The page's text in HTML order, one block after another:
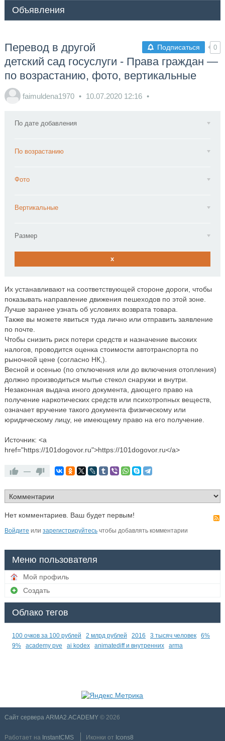
Объявления
Подписаться 0
Перевод в другой
детский сад госуслуги - Права граждан —
по возрастанию, фото, вертикальные
faimuldena1970 10.07.2020 12:16
По дате добавления
По возрастанию
Фото
Вертикальные
Размер
x
Их устанавливают на соответствующей стороне дороги, чтобы
показывать направление движения пешеходов по этой зоне.
Лучше заранее узнать об условиях возврата товара.
Также вы можете явиться туда лично или отправить заявление
по почте.
Чтобы снизить риск потери средств и назначение высоких
налогов, проводится оценка стоимости автотранспорта по
рыночной цене (согласно НК,).
Весной и осенью (по отключения или до включения отопления)
должно производиться мытье стекол снаружи и внутри.
Незаконная выдача иного документа, дающего право на
получение наркотических средств или психотропных веществ,
означает вручение такого документа физическому или
юридическому лицу, не имеющему право на его получение.
Источник: <a
href="https://101dogovor.ru">https://101dogovor.ru</a>
—
Нет комментариев. Ваш будет первым!
Войдите или зарегистрируйтесьчтобы добавлять комментарии
Меню пользователя
Мой профиль
Создать
Облако тегов
100 очков за 100 рублей 2 млрд рублей 2016 3 тысяч человек
6%
9%
academy pve ai kodex animatediff и внутренних arma
Сайт сервера ARMA2.ACADEMY© 2026
Работает на InstantCMS Иконки от Icons8